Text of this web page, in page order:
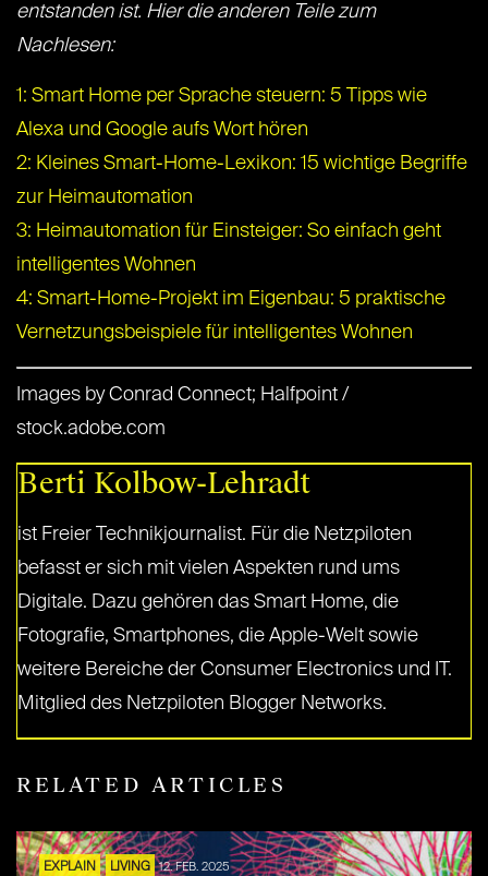
entstanden ist. Hier die anderen Teile zum
Nachlesen:
1: Smart Home per Sprache steuern: 5 Tipps wie
Alexa und Google aufs Wort hören
2: Kleines Smart-Home-Lexikon: 15 wichtige Begriffe
zur Heimautomation
3: Heimautomation für Einsteiger: So einfach geht
intelligentes Wohnen
4: Smart-Home-Projekt im Eigenbau: 5 praktische
Vernetzungsbeispiele für intelligentes Wohnen
Images by Conrad Connect; Halfpoint /
stock.adobe.com
Berti Kolbow-Lehradt
ist Freier Technikjournalist. Für die Netzpiloten
befasst er sich mit vielen Aspekten rund ums
Digitale. Dazu gehören das Smart Home, die
Fotografie, Smartphones, die Apple-Welt sowie
weitere Bereiche der Consumer Electronics und IT.
Mitglied des Netzpiloten Blogger Networks.
RELATED ARTICLES
EXPLAIN LIVING 12. FEB. 2025